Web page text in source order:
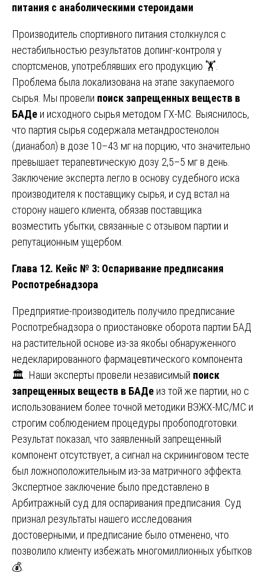
питания с анаболическими стероидами
Производитель спортивного питания столкнулся с
нестабильностью результатов допинг-контроля у
спортсменов, употреблявших его продукцию 🏋️.
Проблема была локализована на этапе закупаемого
сырья. Мы провели поиск запрещенных веществ в
БАДе и исходного сырья методом ГХ-МС. Выяснилось,
что партия сырья содержала метандростенолон
(дианабол) в дозе 10–43 мг на порцию, что значительно
превышает терапевтическую дозу 2,5–5 мг в день.
Заключение эксперта легло в основу судебного иска
производителя к поставщику сырья, и суд встал на
сторону нашего клиента, обязав поставщика
возместить убытки, связанные с отзывом партии и
репутационным ущербом.
Глава 12. Кейс № 3: Оспаривание предписания
Роспотребнадзора
Предприятие-производитель получило предписание
Роспотребнадзора о приостановке оборота партии БАД
на растительной основе из-за якобы обнаруженного
недекларированного фармацевтического компонента
🏛️. Наши эксперты провели независимый поиск
запрещенных веществ в БАДе из той же партии, но с
использованием более точной методики ВЭЖХ-МС/МС и
строгим соблюдением процедуры пробоподготовки.
Результат показал, что заявленный запрещенный
компонент отсутствует, а сигнал на скрининговом тесте
был ложноположительным из-за матричного эффекта.
Экспертное заключение было представлено в
Арбитражный суд для оспаривания предписания. Суд
признал результаты нашего исследования
достоверными, и предписание было отменено, что
позволило клиенту избежать многомиллионных убытков
💰.